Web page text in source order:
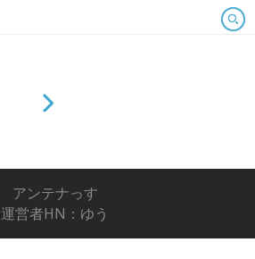
アンテナっす
運営者HN：ゆう